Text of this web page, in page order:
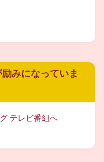
みになっていま